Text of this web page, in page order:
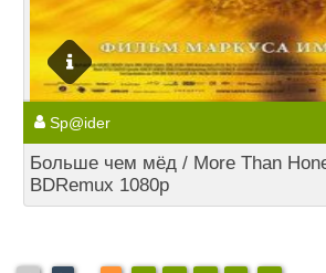
Sp@ider
Больше чем мёд / More Than
BDRemux 1080p